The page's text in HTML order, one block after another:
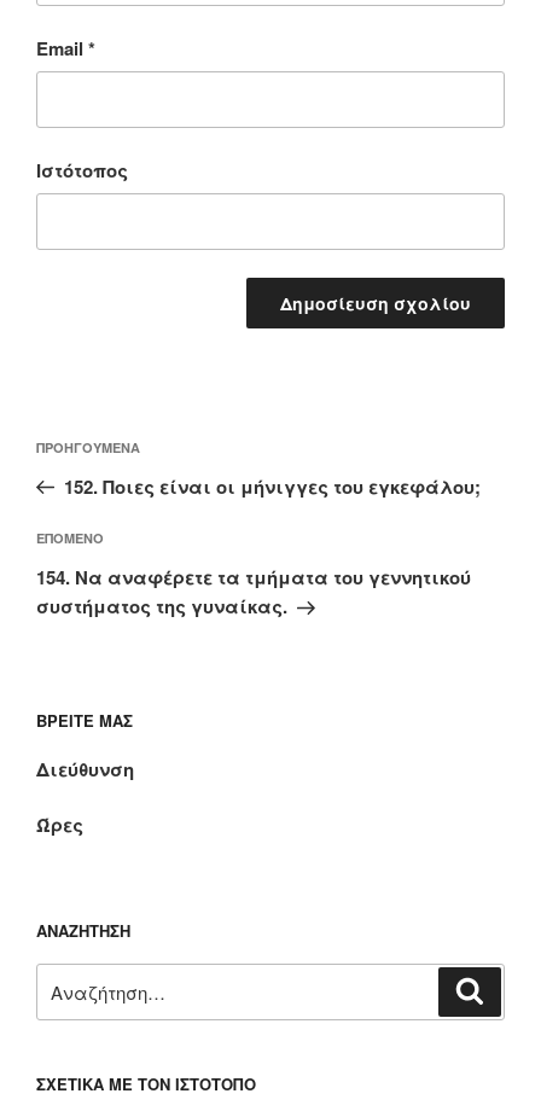
Email *
Ιστότοπος
άρθρων
Προηγούμενο
άρθρο
ΠΡΟΗΓΟΎΜΕΝΑ
152. Ποιες είναι οι μήνιγγες του εγκεφάλου;
Επόμενο
άρθρο
ΕΠΌΜΕΝΟ
154. Να αναφέρετε τα τμήματα του γεννητικού
συστήματος της γυναίκας.
ΒΡΕΊΤΕ ΜΑΣ
Διεύθυνση
Ώρες
ΑΝΑΖΉΤΗΣΗ
για:
ΣΧΕΤΙΚΆ ΜΕ ΤΟΝ ΙΣΤΌΤΟΠΟ